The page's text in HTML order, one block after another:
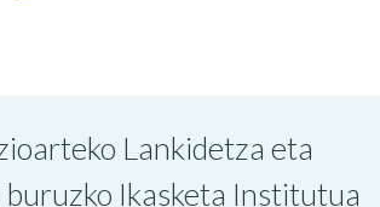
Lankidetza eta
Ikasketa Institutua